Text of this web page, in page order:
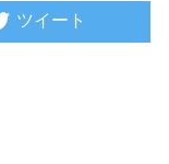
ツイート